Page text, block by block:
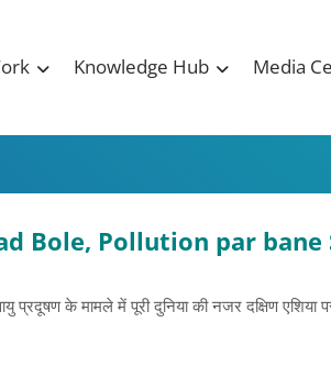
Knowledge Hub Media
Bole, Pollution par bane
प्रदूषण के मामले में पूरी दुनिया की नजर दक्षिण एशिया